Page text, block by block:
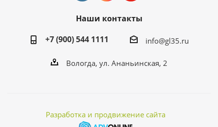
Наши контакты
+7 (900) 544 1111
info@gl35.ru
Вологда, ул. Ананьинская, 2
Разработка и продвижение сайта